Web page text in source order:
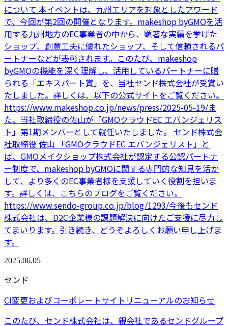
について 本イベントは、九州エリアを対象としたアワード
で、今回が第2回の開催となります。makeshop byGMOを活
用する九州地方のEC事業者の中から、顕著な実績を挙げた
ショップ、創意工夫に優れたショップ、そして信頼されるパ
ートナーなどが表彰されます。このたび、makeshop
byGMOの機能を深く理解し、活用しているパートナーに贈
られる「エキスパート賞」を、当社センド株式会社が受賞い
たしました。詳しくは、以下の公式サイトをご覧ください。
https://www.makeshop.co.jp/news/press/2025-05-19/ま
た、当社取締役の佐山が「GMOクラウドEC エバンジェリス
ト」第1期メンバーとして就任いたしました。 センド株式会
社取締役 佐山 「GMOクラウドEC エバンジェリスト」と
は、GMOメイクショップ株式会社が認定する公認パートナ
ー制度で、makeshop byGMOに関する専門的な知見を活か
して、より多くのEC事業者様を支援していく役割を担いま
す。詳しくは、こちらのブログをご覧ください。
https://www.sendo-group.co.jp/blog/1293/今後もセンド
株式会社は、D2C企業様の課題解決に向けたご支援に尽力し
てまいります。引き続き、どうぞよろしくお願い申し上げま
す。
2025.06.05
センド
CI変更およびコーポレートサイトリニューアルのお知らせ
このたび、センド株式会社は、親会社であるセンドグループ